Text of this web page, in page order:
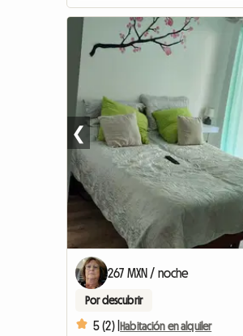
❮
267 MXN / noche
Por descubrir
5 (2) |Habitación en alquiler